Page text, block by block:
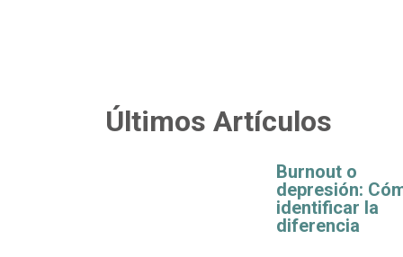
Últimos Artículos
Burnout o
depresión:
identificar la
diferencia